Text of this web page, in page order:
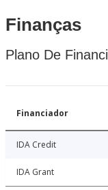
Finanças
Plano De
Financiador
IDA Credit
IDA Grant